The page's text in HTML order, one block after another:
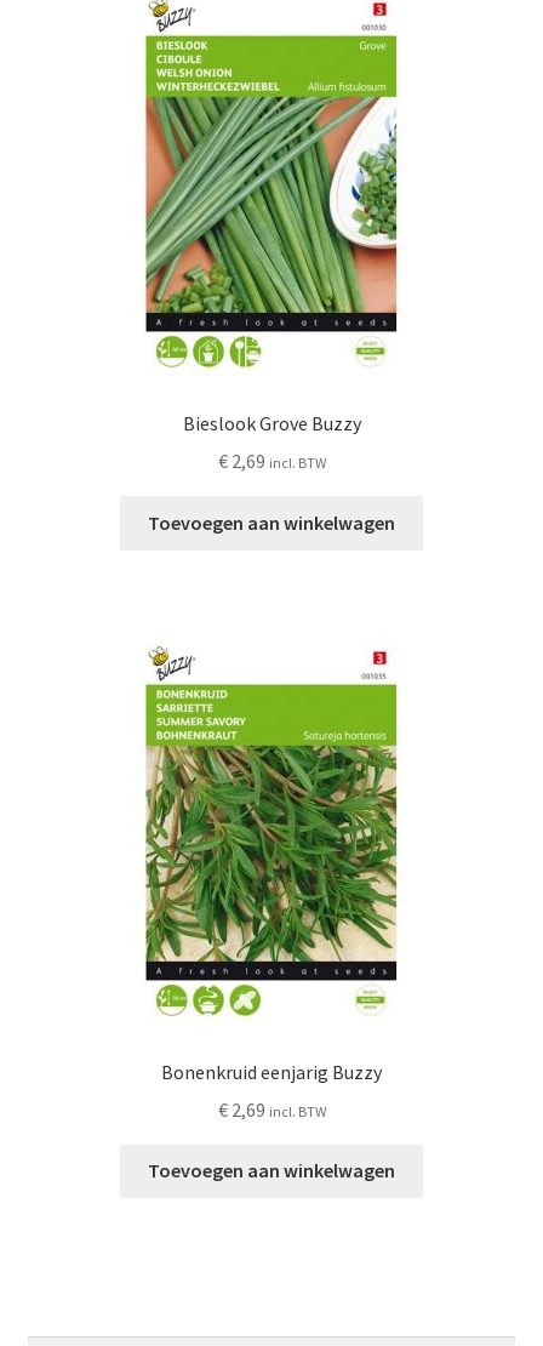
Bieslook Grove Buzzy
€2,69 incl. BTW
Toevoegen aan winkelwagen
Bonenkruid eenjarig Buzzy
€2,69 incl. BTW
Toevoegen aan winkelwagen